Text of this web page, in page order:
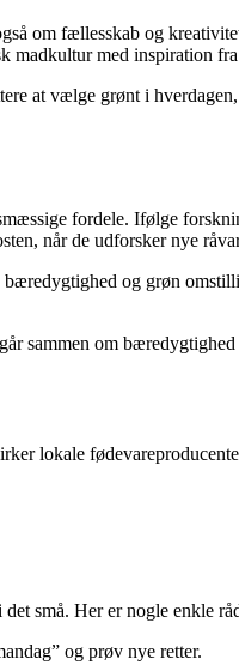
om fællesskab og
med inspiration
at vælge grønt i
fordele. Ifølge
når de udforsker nye
og grøn
sammen om bæredygtighed
lokale
små. Her er nogle enkle
og prøv nye retter.